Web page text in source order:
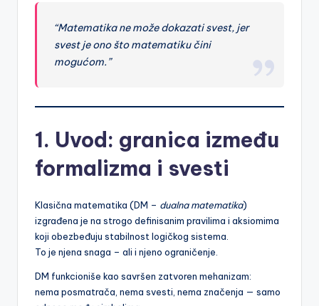
“Matematika ne može dokazati svest, jer
svest je ono što matematiku čini
mogućom.”
1. Uvod: granica između
formalizma i svesti
Klasična matematika (DM – dualna matematika)
izgrađena je na strogo definisanim pravilima i aksiomima
koji obezbeđuju stabilnost logičkog sistema.
To je njena snaga – ali i njeno ograničenje.
DM funkcioniše kao savršen zatvoren mehanizam:
nema posmatrača, nema svesti, nema značenja — samo